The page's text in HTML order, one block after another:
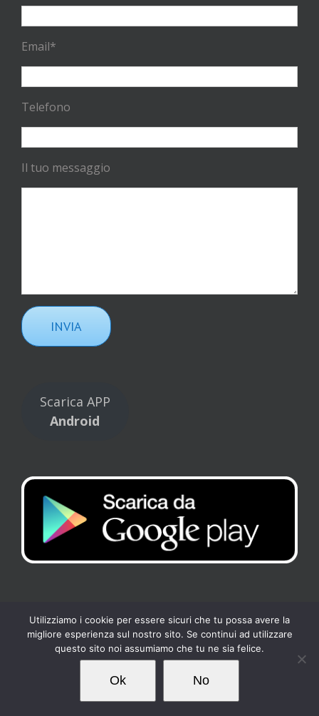
Email*
Telefono
Il tuo messaggio
Scarica APP
Android
Copyright 2017 Tennis Club Kipling | All Rights Reserved |Privacy
Cookies| Powered byLoto Servizi
FacebookInstagram
Utilizziamo i cookie per essere sicuri che tu possa avere la
migliore esperienza sul nostro sito. Se continui ad utilizzare
questo sito noi assumiamo che tu ne sia felice.
Ok No